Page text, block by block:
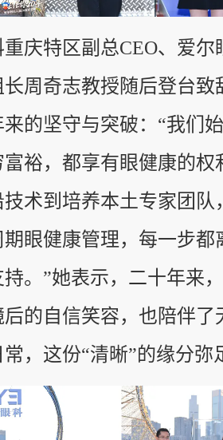
特区副总CEO、爱尔
周奇志教授随后登台致
的坚守与突破：“我们
裕，都享有眼健康的权
术到培养本土专家团队
眼健康管理，每一步都
。”她表示，二十年来
后的自信笑容，也陪伴
，这份“清晰”的缘分弥